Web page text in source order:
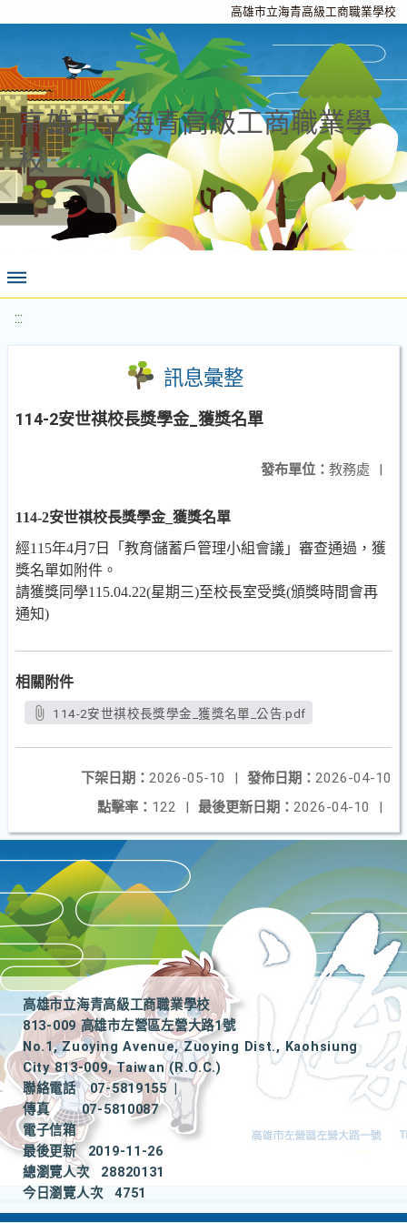
高雄市立海青高級工商職業學校
高雄市立海青高級工商職業學
校
:::
訊息彙整
114-2安世祺校長獎學金_獲獎名單
發布單位： 教務處 |
114-2安世祺校長獎學金_獲獎名單
經115年4月7日「教育儲蓄戶管理小組會議」審查通過，獲
獎名單如附件。
請獲獎同學115.04.22(星期三)至校長室受獎(頒獎時間會再
通知)
相關附件
114-2安世祺校長獎學金_獲獎名單_公告.pdf
發佈日期： 2026-04-10
下架日期： 2026-05-10
|
最後更新日期： 2026-04-10 |
點擊率： 122 |
高雄市立海青高級工商職業學校
813-009 高雄市左營區左營大路1號
No.1, Zuoying Avenue, Zuoying Dist., Kaohsiung
City 813-009, Taiwan (R.O.C.)
聯絡電話
07-5819155
|
傳真
07-5810087
電子信箱
最後更新
2019-11-26
總瀏覽人次
28820131
今日瀏覽人次
4751